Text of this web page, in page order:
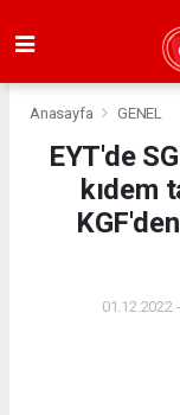
Anasayfa GENEL
EYT'de
kıdem
01.12.2022